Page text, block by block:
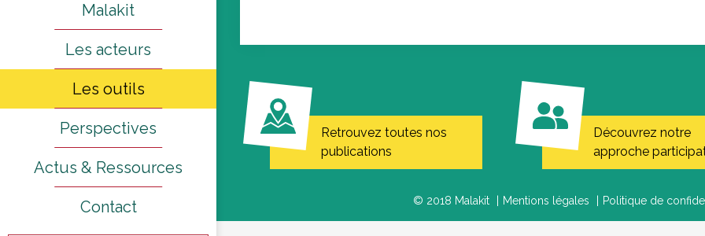
Malakit
Les acteurs
Les outils
Perspectives
Actus & Ressources
Contact
Retrouvez toutes nos
publications
Découvrez notre
approche
© 2018 Malakit Mentions légales Politique de